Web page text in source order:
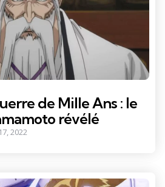
de Mille Ans : le
révélé
2022